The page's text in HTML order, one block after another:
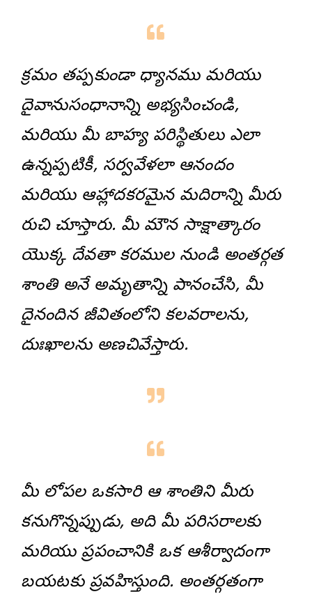
క్రమం తప్పకుండా ధ్యానము మరియు
దైవానుసంధానాన్ని అభ్యసించండి,
మరియు మీ బాహ్య పరిస్థితులు ఎలా
ఉన్నప్పటికీ, సర్వవేళలా ఆనందం
మరియు ఆహ్లాదకరమైన మదిరాన్ని మీరు
రుచి చూస్తారు. మీ మౌన సాక్షాత్కారం
యొక్క దేవతా కరముల నుండి అంతర్గత
శాంతి అనే అమృతాన్ని పానంచేసి, మీ
దైనందిన జీవితంలోని కలవరాలను,
దుఃఖాలను అణచివేస్తారు.
మీ లోపల ఒకసారి ఆ శాంతిని మీరు
కనుగొన్నప్పుడు, అది మీ పరిసరాలకు
మరియు ప్రపంచానికి ఒక ఆశీర్వాదంగా
బయటకు ప్రవహిస్తుంది. అంతర్గతంగా